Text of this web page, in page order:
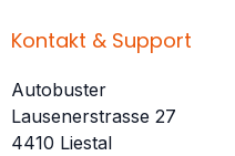
Kontakt & Support
Autobuster
Lausenerstrasse 27
4410 Liestal